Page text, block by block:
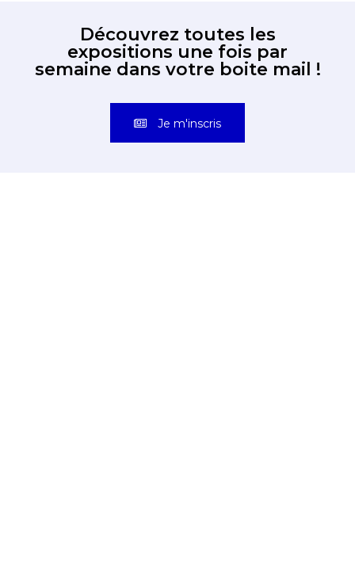
Découvrez toutes les
expositions une fois par
semaine dans votre boite mail !
Je m'inscris